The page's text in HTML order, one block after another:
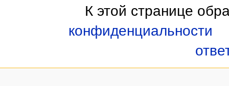
К этой странице
конфиденциальности